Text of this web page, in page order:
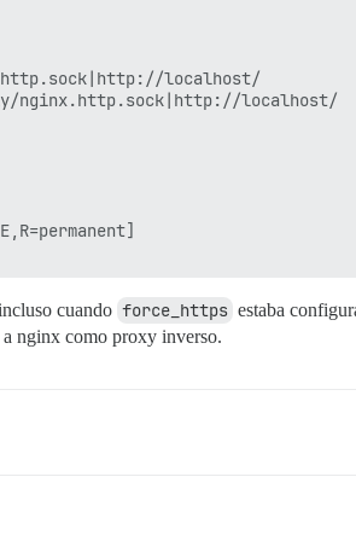
localhost/
nginx.http.sock|http://localhost/
cuando force_https estaba
a nginx como proxy inverso.